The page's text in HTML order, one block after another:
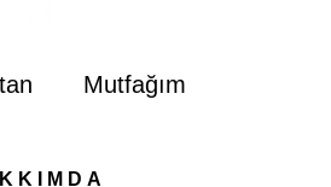
Mutfağım